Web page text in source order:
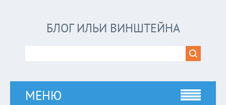
БЛОГ ИЛЬИ ВИНШТЕЙНА
МЕНЮ